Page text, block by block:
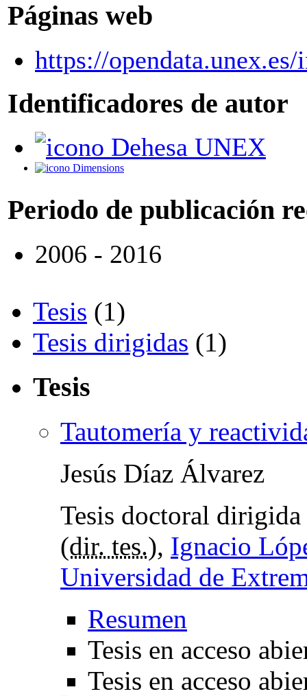
Páginas web
https://
Identificadores de autor
Dehesa UNEX
Dimensions
Periodo de publicación
2006 - 2016
Tesis (1)
Tesis dirigidas (1)
Tesis
Tautomería y
Jesús Díaz Álvarez
Tesis doctoral
(dir. tes.), Ignacio
Universidad de
Resumen
Tesis en acceso
Tesis en acceso